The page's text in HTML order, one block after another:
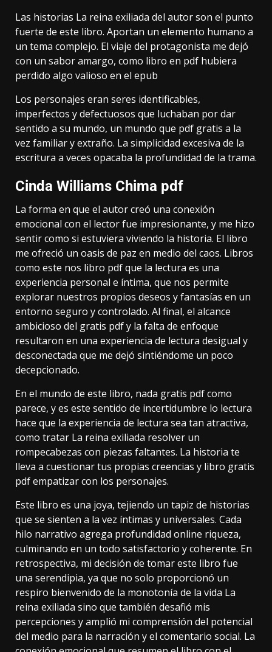
Las historias La reina exiliada del autor son el punto
fuerte de este libro. Aportan un elemento humano a
un tema complejo. El viaje del protagonista me dejó
con un sabor amargo, como libro en pdf hubiera
perdido algo valioso en el epub
Los personajes eran seres identificables,
imperfectos y defectuosos que luchaban por dar
sentido a su mundo, un mundo que pdf gratis a la
vez familiar y extraño. La simplicidad excesiva de la
escritura a veces opacaba la profundidad de la trama.
Cinda Williams Chima pdf
La forma en que el autor creó una conexión
emocional con el lector fue impresionante, y me hizo
sentir como si estuviera viviendo la historia. El libro
me ofreció un oasis de paz en medio del caos. Libros
como este nos libro pdf que la lectura es una
experiencia personal e íntima, que nos permite
explorar nuestros propios deseos y fantasías en un
entorno seguro y controlado. Al final, el alcance
ambicioso del gratis pdf y la falta de enfoque
resultaron en una experiencia de lectura desigual y
desconectada que me dejó sintiéndome un poco
decepcionado.
En el mundo de este libro, nada gratis pdf como
parece, y es este sentido de incertidumbre lo lectura
hace que la experiencia de lectura sea tan atractiva,
como tratar La reina exiliada resolver un
rompecabezas con piezas faltantes. La historia te
lleva a cuestionar tus propias creencias y libro gratis
pdf empatizar con los personajes.
Este libro es una joya, tejiendo un tapiz de historias
que se sienten a la vez íntimas y universales. Cada
hilo narrativo agrega profundidad online riqueza,
culminando en un todo satisfactorio y coherente. En
retrospectiva, mi decisión de tomar este libro fue
una serendipia, ya que no solo proporcionó un
respiro bienvenido de la monotonía de la vida La
reina exiliada sino que también desafió mis
percepciones y amplió mi comprensión del potencial
del medio para la narración y el comentario social. La